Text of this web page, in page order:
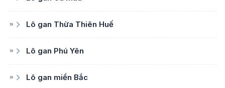
Lô gan Thừa Thiên Huế
Lô gan Phú Yên
Lô gan miền Bắc